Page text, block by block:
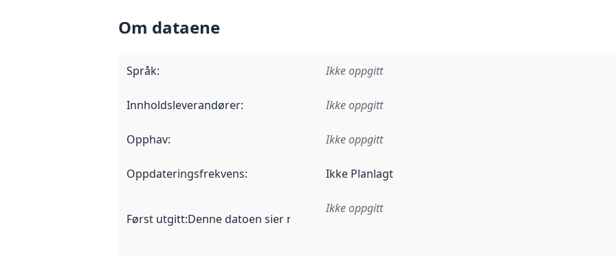
Om dataene
Språk: Ikke oppgitt
Innholdsleverandører: Ikke oppgitt
Opphav: Ikke oppgitt
Oppdateringsfrekvens: Ikke Planlagt
Først utgitt:Denne datoen sier når dataene i dette datasettet første gang ble utgitt. Det kan
Ikke oppgitt